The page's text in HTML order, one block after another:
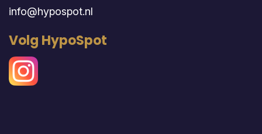
info@hypospot.nl
Volg HypoSpot